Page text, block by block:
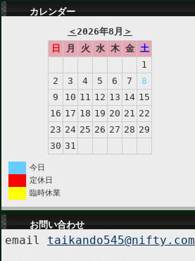
カレンダー
＜2026年8月 ＞
日
月 火 水 木 金 土
1
2
3 4 5 6 7
8
9
10 11 12 13 14 15
16 17 18 19 20 21 22
23 24 25 26 27 28 29
30 31
今日
定休日
臨時休業
お問い合わせ
email taikando545@nifty.com